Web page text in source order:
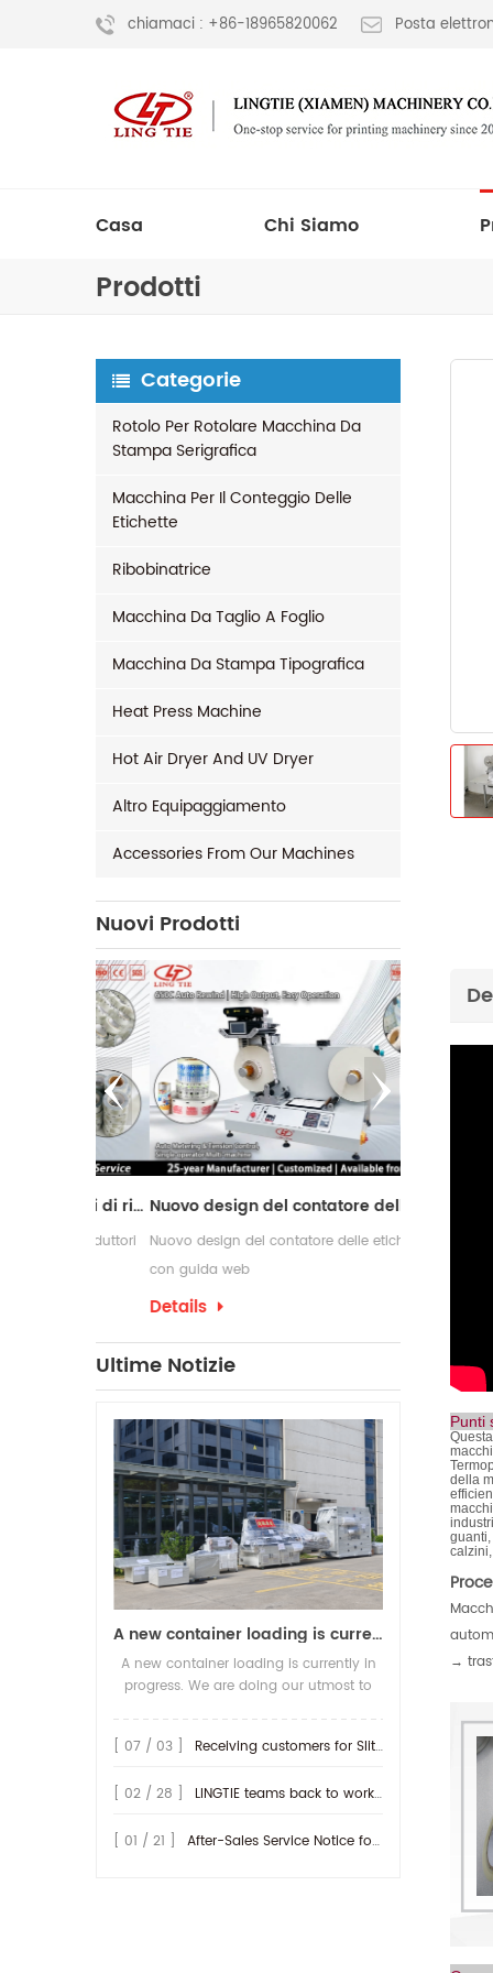
chiamaci : +86-18965820062 Posta
Casa Chi Siamo
Prodotti
Categorie
Rotolo Per Rotolare Macchina Da
Stampa Serigrafica
Macchina Per Il Conteggio Delle
Etichette
Ribobinatrice
Macchina Da Taglio A Foglio
Macchina Da Stampa Tipografica
Heat Press Machine
Hot Air Dryer And UV Dryer
Altro Equipaggiamento
Accessories From Our Machines
Nuovi Prodotti
Nuovo design del contatore delle etichette con guida web
Nuovo design del contatore delle etichette
con guida web
Details
per
produzione.
Ultime Notizie
A new container loading is currently in progress.
A new container loading is currently in
progress. We are doing our utmost to
earliest possible time.
[ 07 / 03 ] Receiving customers for Slitting machine with differential Slip Shaft
[ 02 / 28 ] LINGTIE teams back to work at Feb.25th.
[ 01 / 21 ] After-Sales Service Notice for Turkey Region
Punti
della
guanti,
→